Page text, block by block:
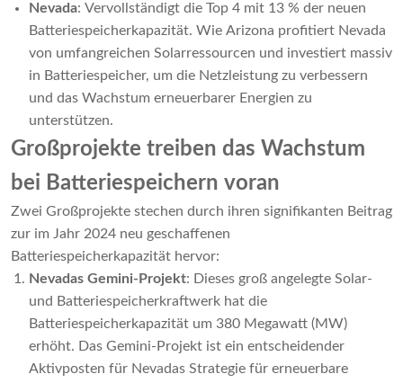
Nevada: Vervollständigt die Top 4 mit 13 % der neuen
Batteriespeicherkapazität. Wie Arizona profitiert Nevada
von umfangreichen Solarressourcen und investiert massiv
in Batteriespeicher, um die Netzleistung zu verbessern
und das Wachstum erneuerbarer Energien zu
unterstützen.
Großprojekte treiben das Wachstum
bei Batteriespeichern voran
Zwei Großprojekte stechen durch ihren signifikanten Beitrag
zur im Jahr 2024 neu geschaffenen
Batteriespeicherkapazität hervor:
Nevadas Gemini-Projekt: Dieses groß angelegte Solar-
und Batteriespeicherkraftwerk hat die
Batteriespeicherkapazität um 380 Megawatt (MW)
erhöht. Das Gemini-Projekt ist ein entscheidender
Aktivposten für Nevadas Strategie für erneuerbare